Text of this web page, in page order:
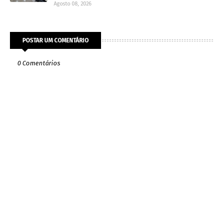
Agosto 08, 2026
POSTAR UM COMENTÁRIO
0 Comentários